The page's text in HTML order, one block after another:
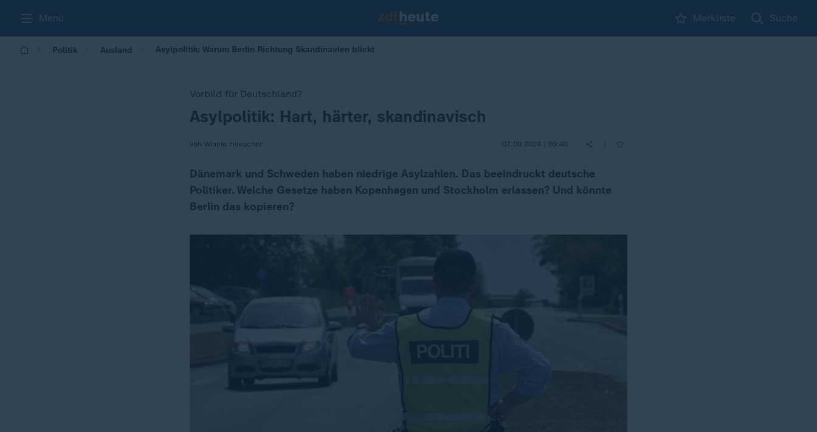
Menü Merkliste Suche
Politik Ausland Asylpolitik: Warum Berlin Richtung Skandinavien blickt
Vorbild für Deutschland?
:
Asylpolitik: Hart, härter, skandinavisch
von Winnie Heescher 07.09.2024 | 09:40
Dänemark und Schweden haben niedrige Asylzahlen. Das beeindruckt deutsche
Politiker. Welche Gesetze haben Kopenhagen und Stockholm erlassen? Und könnte
Berlin das kopieren?